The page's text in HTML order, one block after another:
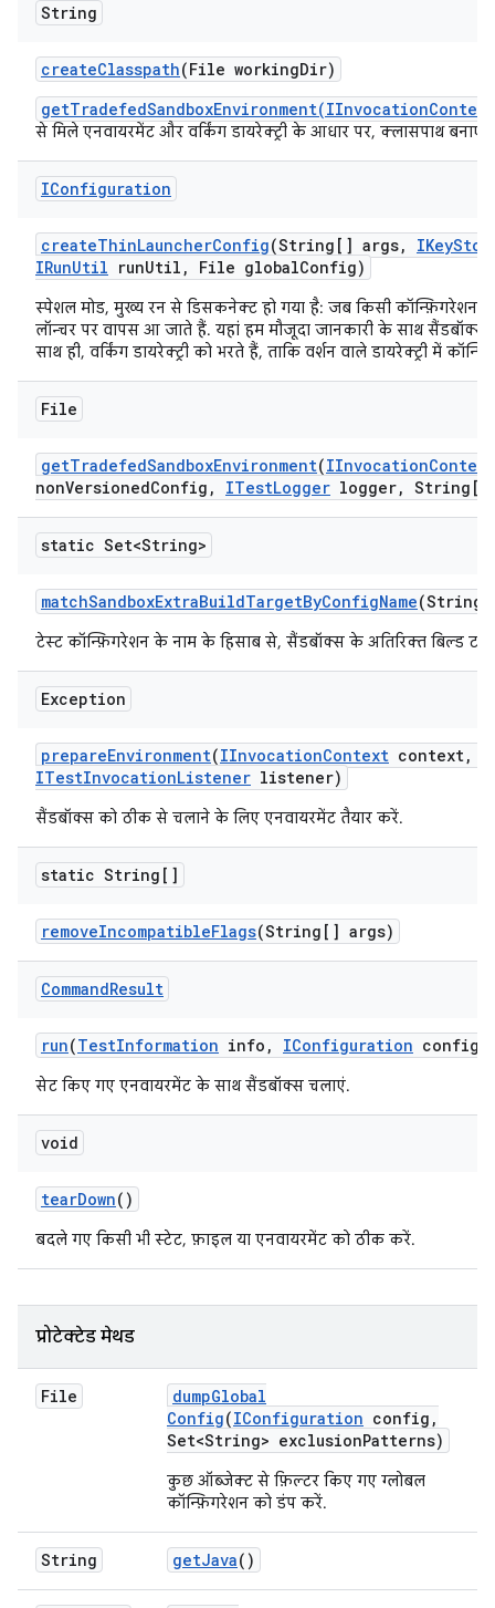
String
createClasspath(File workingDir)
से मिले एनवायरमेंट और वर्किंग डायरेक्ट्री के आधार पर, क्लासपाथ बनाएं.
IConfiguration
createThinLauncherConfig(String[] args, IKey
IRunUtil runUtil , File globalConfig)
स्पेशल मोड, मुख्य रन से डिसकनेक्ट हो गया है: जब किसी कॉन्फ़िगरेशन
लॉन्चर पर वापस आ जाते हैं. यहां हम मौजूदा जानकारी के साथ
साथ ही, वर्किंग डायरेक्ट्री को भरते हैं, ताकि वर्शन वाले डायरेक्ट्री में
File
getTradefedSandboxEnvironment(IInvocationContext
nonVersionedConfig , ITestLogger logger, String[]
static Set<String>
matchSandboxExtraBuildTargetByConfigName(String
टेस्ट कॉन्फ़िगरेशन के नाम के हिसाब से, सैंडबॉक्स के अतिरिक्त बिल्ड
Exception
prepareEnvironment(IInvocationContext context,
ITestInvocationListener listener)
सैंडबॉक्स को ठीक से चलाने के लिए एनवायरमेंट तैयार करें.
static String[]
removeIncompatibleFlags(String[] args)
CommandResult
run(TestInformation info , IConfiguration config
सेट किए गए एनवायरमेंट के साथ सैंडबॉक्स चलाएं.
void
tearDown()
बदले गए किसी भी स्टेट, फ़ाइल या एनवायरमेंट को ठीक करें.
प्रोटेक्टेड मेथड
File dumpGlobal
Config(IConfiguration config ,
Set<String> exclusionPatterns)
कुछ ऑब्जेक्ट से फ़िल्टर किए गए ग्लोबल
कॉन्फ़िगरेशन को डंप करें.
String getJava()